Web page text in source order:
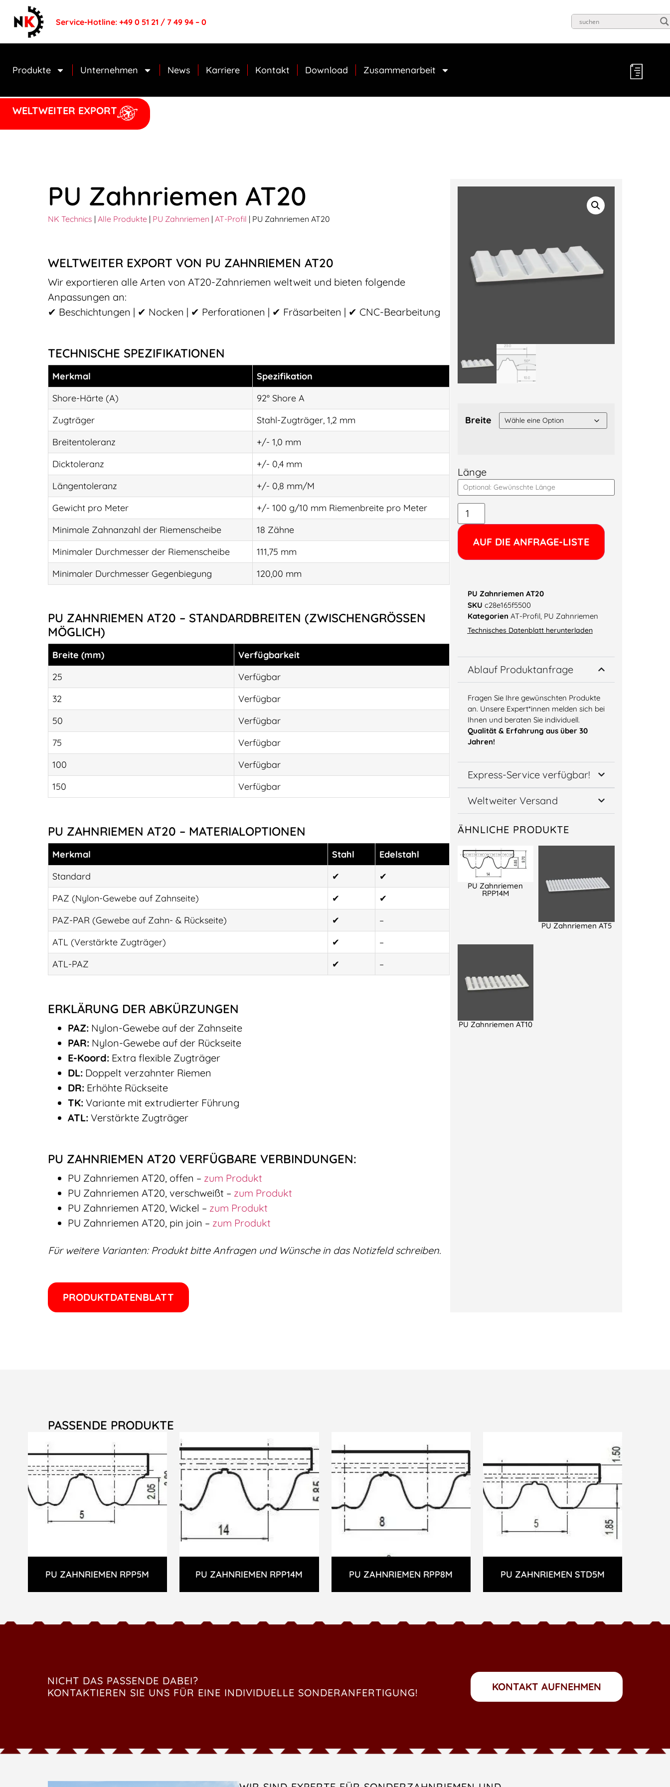
Service-Hotline: +49 0 51 21 / 7 49 94 – 0
WELTWEITER EXPORT
Produkte Unternehmen News Karriere Kontakt Download Zusammenarbeit
PU Zahnriemen AT20
NK Technics | Alle Produkte| PU Zahnriemen | AT-Profil | PU Zahnriemen AT20
WELTWEITER EXPORT VON PU ZAHNRIEMEN AT20
Wir exportieren alle Arten von AT20-Zahnriemen weltweit und bieten folgende
Anpassungen an:
✔ Beschichtungen | ✔ Nocken | ✔ Perforationen | ✔ Fräsarbeiten | ✔ CNC-Bearbeitung
TECHNISCHE SPEZIFIKATIONEN
Merkmal
Spezifikation
Shore-Härte (A)
92° Shore A
Zugträger
Stahl-Zugträger, 1,2 mm
Breitentoleranz
+/- 1,0 mm
Dicktoleranz
+/- 0,4 mm
Längentoleranz
+/- 0,8 mm/M
Gewicht pro Meter
+/- 100 g/10 mm Riemenbreite pro Meter
Minimale Zahnanzahl der Riemenscheibe
18 Zähne
Minimaler Durchmesser der Riemenscheibe
111,75 mm
Minimaler Durchmesser Gegenbiegung
120,00 mm
PU ZAHNRIEMEN AT20 – STANDARDBREITEN (ZWISCHENGRÖSSEN M
ÖGLICH)
Breite (mm)
Verfügbarkeit
25
Verfügbar
32
Verfügbar
50
Verfügbar
75
Verfügbar
100
Verfügbar
150
Verfügbar
PU ZAHNRIEMEN AT20 – MATERIALOPTIONEN
Merkmal Stahl
Edelstahl
Standard
✔
✔
PAZ (Nylon-Gewebe auf Zahnseite)
✔
✔
PAZ-PAR (Gewebe auf Zahn- & Rückseite)
✔
–
ATL (Verstärkte Zugträger)
✔
–
ATL-PAZ
✔ –
ERKLÄRUNG DER ABKÜRZUNGEN
PAZ: Nylon-Gewebe auf der Zahnseite
PAR: Nylon-Gewebe auf der Rückseite
E-Koord: Extra flexible Zugträger
DL: Doppelt verzahnter Riemen
DR: Erhöhte Rückseite
TK: Variante mit extrudierter Führung
ATL: Verstärkte Zugträger
PU ZAHNRIEMEN AT20 VERFÜGBARE VERBINDUNGEN:
PU Zahnriemen AT20, offen – zum Produkt
PU Zahnriemen AT20, verschweißt – zum Produkt
PU Zahnriemen AT20, Wickel – zum Produkt
PU Zahnriemen AT20, pin join – zum Produkt
Für weitere Varianten: Produkt bitte Anfragen und Wünsche in das Notizfeld schreiben.
PRODUKTDATENBLATT
Breite
Länge
AUF DIE ANFRAGE-LISTE
PU Zahnriemen AT20
SKU c28e165f5500
Kategorien AT-Profil, PU Zahnriemen
Technisches Datenblatt herunterladen
Ablauf Produktanfrage
Fragen Sie Ihre gewünschten Produkte
an. Unsere Expert*innen melden sich bei
Ihnen und beraten Sie individuell.
Qualität & Erfahrung aus über 30
Jahren!
Express-Service verfügbar!
Weltweiter Versand
ÄHNLICHE PRODUKTE
PU Zahnriemen
RPP14M
PU Zahnriemen AT5
PU Zahnriemen AT10
PASSENDE PRODUKTE
PU ZAHNRIEMEN RPP5M PU ZAHNRIEMEN RPP14M PU ZAHNRIEMEN RPP8M PU ZAHNRIEMEN STD5M
NICHT DAS PASSENDE DABEI?
KONTAKTIEREN SIE UNS FÜR EINE INDIVIDUELLE SONDERANFERTIGUNG!
KONTAKT AUFNEHMEN
helfen gerne weiter!
Kontakt aufnehmen